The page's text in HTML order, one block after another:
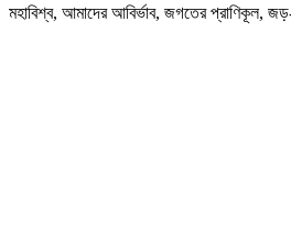
মহাবিশ্ব, আমাদের আবির্ভাব, জগতের প্রাণিকূল,